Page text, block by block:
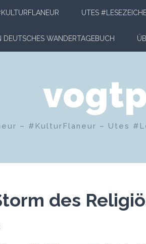
UTES
WANDERTAGEBUCH
– #KulturFlaneur – Utes
des